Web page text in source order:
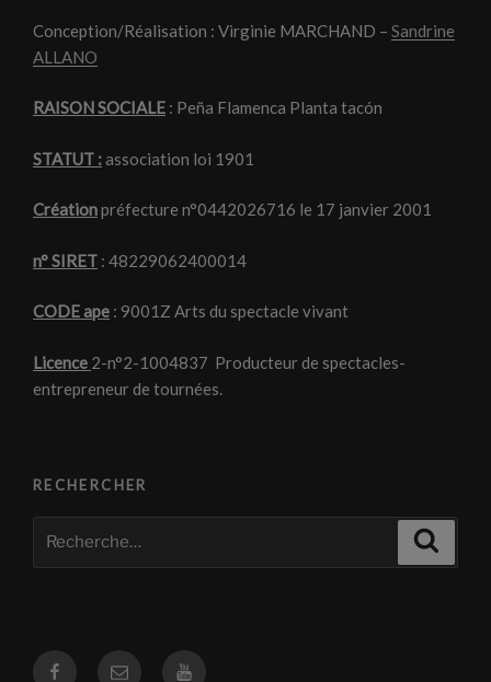
Conception/Réalisation : Virginie MARCHAND – Sandrine
ALLANO
RAISON SOCIALE : Peña Flamenca Planta tacón
STATUT :association loi 1901
Créationpréfecture n°0442026716 le 17 janvier 2001
n° SIRET : 48229062400014
CODE ape : 9001Z Arts du spectacle vivant
Licence 2-n°2-1004837 Producteur de spectacles-
entrepreneur de tournées.
RECHERCHER
FacebookCourriel Youtube